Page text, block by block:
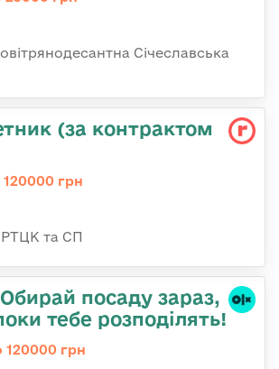
Січеславська
(за контрактом
120000 грн
РТЦК та СП
посаду зараз,
тебе розподілять!
120000 грн